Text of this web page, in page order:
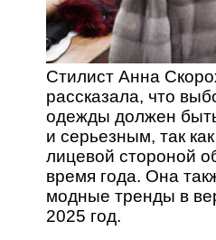
Стилист Анна
рассказала, что
одежды должен
и серьезным, так
лицевой стороной
время года. Она
модные тренды в
2025 год.